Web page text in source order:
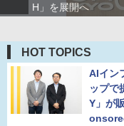
H」を展開へ
HOT TOPICS
AIイン
ップで
Y」が